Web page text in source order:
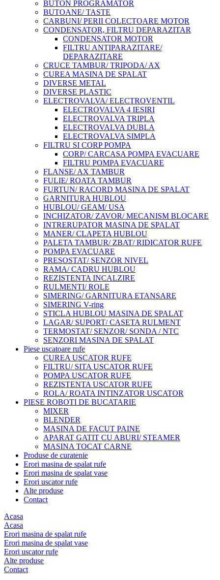
BUTON PROGRAMATOR
BUTOANE/ TASTE
CARBUNI/ PERII COLECTOARE MOTOR
CONDENSATOR, FILTRU DEPARAZITAR
CONDENSATOR MOTOR
FILTRU ANTIPARAZITARE/
DEPARAZITARE
CRUCE TAMBUR/ TRIPODA/ AX
CUREA MASINA DE SPALAT
DIVERSE METAL
DIVERSE PLASTIC
ELECTROVALVA/ ELECTROVENTIL
ELECTROVALVA 4 IESIRI
ELECTROVALVA TRIPLA
ELECTROVALVA DUBLA
ELECTROVALVA SIMPLA
FILTRU SI CORP POMPA
CORP/ CARCASA POMPA EVACUARE
FILTRU POMPA EVACUARE
FLANSE/ AX TAMBUR
FULIE/ ROATA TAMBUR
FURTUN/ RACORD MASINA DE SPALAT
GARNITURA HUBLOU
HUBLOU/ GEAM/ USA
INCHIZATOR/ ZAVOR/ MECANISM BLOCARE
INTRERUPATOR MASINA DE SPALAT
MANER/ CLAPETA HUBLOU
PALETA TAMBUR/ ZBAT/ RIDICATOR RUFE
POMPA EVACUARE
PRESOSTAT/ SENZOR NIVEL
RAMA/ CADRU HUBLOU
REZISTENTA INCALZIRE
RULMENTI/ ROLE
SIMERING/ GARNITURA ETANSARE
SIMERING V-ring
STICLA HUBLOU MASINA DE SPALAT
LAGAR/ SUPORT/ CASETA RULMENT
TERMOSTAT/ SENZOR/ SONDA / NTC
SENZORI MASINA DE SPALAT
Piese uscatoare rufe
CUREA USCATOR RUFE
FILTRU/ SITA USCATOR RUFE
POMPA USCATOR RUFE
REZISTENTA USCATOR RUFE
ROLA/ ROATA INTINZATOR USCATOR
PIESE ROBOTI DE BUCATARIE
MIXER
BLENDER
MASINA DE FACUT PAINE
APARAT GATIT CU ABURI/ STEAMER
MASINA TOCAT CARNE
Produse de curatenie
Erori masina de spalat rufe
Erori masina de spalat vase
Erori uscator rufe
Alte produse
Contact
Acasa
Acasa
Erori masina de spalat rufe
Erori masina de spalat vase
Erori uscator rufe
Alte produse
Contact